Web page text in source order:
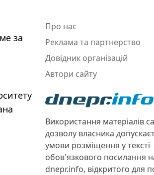
за
Про нас
Реклама та партнерство
Довідник організацій
Автори сайту
Використання матеріалів
дозволу власника
умови розміщення у тексті
обов'язкового посилання
dnepr.info, відкритого для